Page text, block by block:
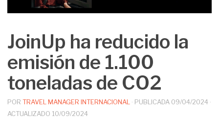
JoinUp ha reducido la
emisión de 1.100
toneladas de CO2
POR TRAVEL MANAGER INTERNACIONAL · PUBLICADA 09/04/2024 ·
ACTUALIZADO 10/09/2024